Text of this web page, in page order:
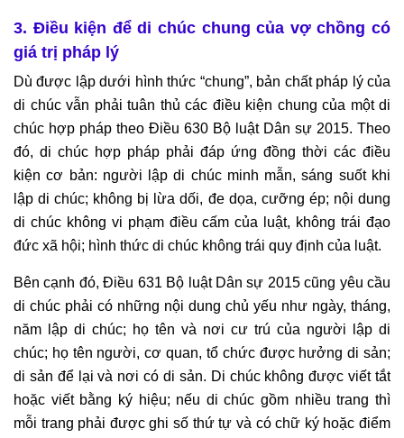
3. Điều kiện để di chúc chung của vợ chồng có
giá trị pháp lý
Dù được lập dưới hình thức “chung”, bản chất pháp lý của
di chúc vẫn phải tuân thủ các điều kiện chung của một di
chúc hợp pháp theo Điều 630 Bộ luật Dân sự 2015. Theo
đó, di chúc hợp pháp phải đáp ứng đồng thời các điều
kiện cơ bản: người lập di chúc minh mẫn, sáng suốt khi
lập di chúc; không bị lừa dối, đe dọa, cưỡng ép; nội dung
di chúc không vi phạm điều cấm của luật, không trái đạo
đức xã hội; hình thức di chúc không trái quy định của luật.
Bên cạnh đó, Điều 631 Bộ luật Dân sự 2015 cũng yêu cầu
di chúc phải có những nội dung chủ yếu như ngày, tháng,
năm lập di chúc; họ tên và nơi cư trú của người lập di
chúc; họ tên người, cơ quan, tổ chức được hưởng di sản;
di sản để lại và nơi có di sản. Di chúc không được viết tắt
hoặc viết bằng ký hiệu; nếu di chúc gồm nhiều trang thì
mỗi trang phải được ghi số thứ tự và có chữ ký hoặc điểm